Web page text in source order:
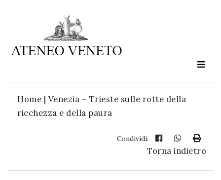
Home | Venezia – Trieste sulle rotte della
ricchezza e della paura
Condividi:
Torna indietro
Ateneo
è
cultura